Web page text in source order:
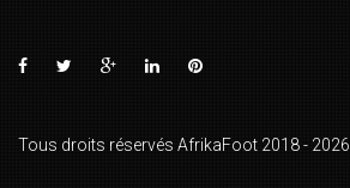
Tous droits réservés AfrikaFoot 2018 - 2026